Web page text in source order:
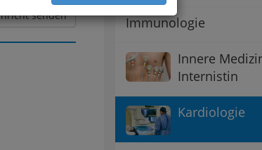
senden Immunologie
Innere
Internistin
Kardiologie